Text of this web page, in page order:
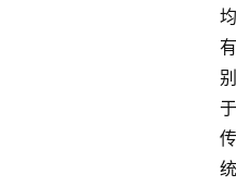
均
有
别
于
传
统